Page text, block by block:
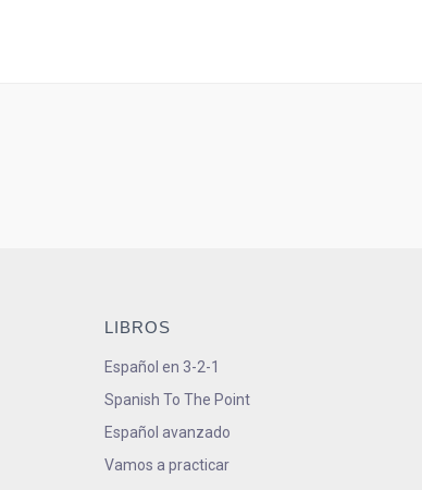
LIBROS
Español en 3-2-1
Spanish To The Point
Español avanzado
Vamos a practicar